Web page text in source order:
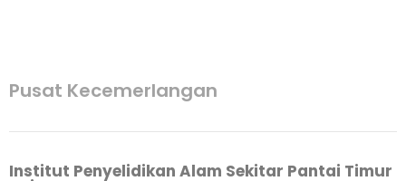
Pusat Kecemerlangan
Institut Penyelidikan Alam Sekitar Pantai Timur